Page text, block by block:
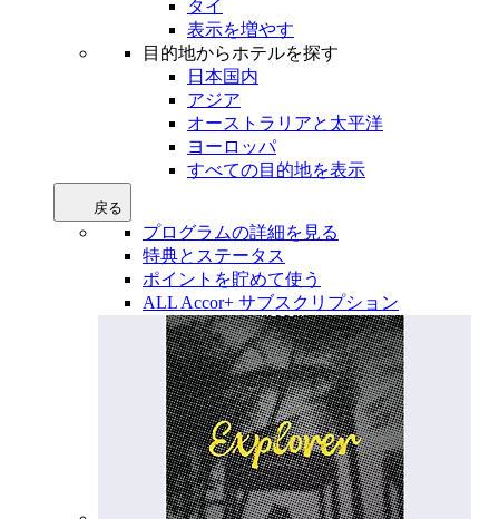
タイ
表示を増やす
目的地からホテルを探す
日本国内
アジア
オーストラリアと太平洋
ヨーロッパ
すべての目的地を表示
戻る
プログラムの詳細を見る
特典とステータス
ポイントを貯めて使う
ALL Accor+ サブスクリプション